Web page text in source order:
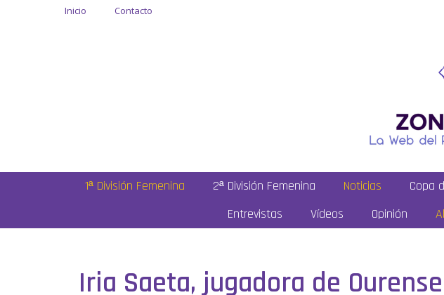
Inicio Contacto
1ª División Femenina 2ª División Femenina Noticias Copa
Entrevistas
Vídeos Opinión
Iria Saeta, jugadora de